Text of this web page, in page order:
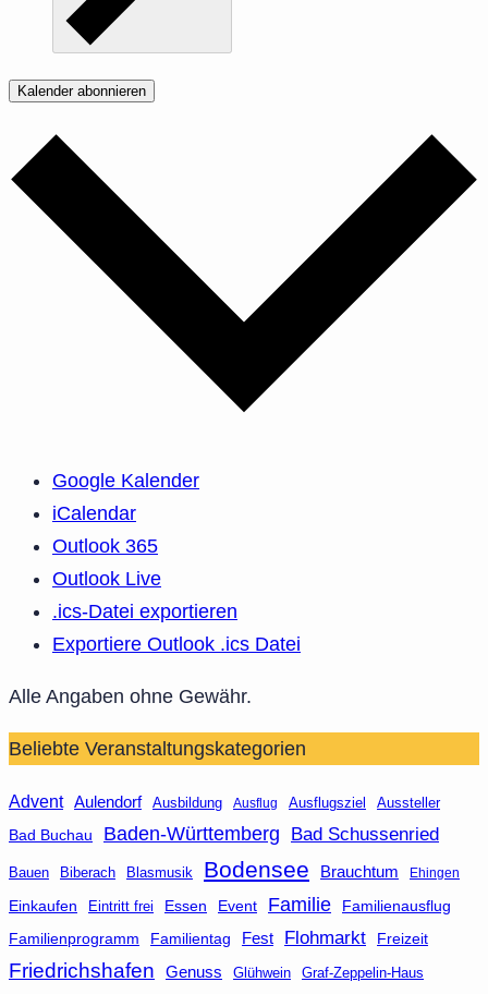
Kalender abonnieren
Google Kalender
iCalendar
Outlook 365
Outlook Live
.ics-Datei exportieren
Exportiere Outlook .ics Datei
Alle Angaben ohne Gewähr.
Beliebte Veranstaltungskategorien
Advent Aulendorf Ausbildung Ausflug Ausflugsziel
Aussteller
Bad Buchau
Baden-Württemberg Bad Schussenried
Bauen Biberach Blasmusik Bodensee Brauchtum Ehingen
Einkaufen Eintritt frei Essen Event Familie
Familienausflug
Familienprogramm
Familientag Fest Flohmarkt Freizeit
Friedrichshafen Genuss Glühwein Graf-Zeppelin-Haus